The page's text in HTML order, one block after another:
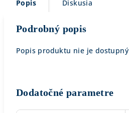
Popis Diskusia
Podrobný popis
Popis produktu nie je dostupný
Dodatočné parametre